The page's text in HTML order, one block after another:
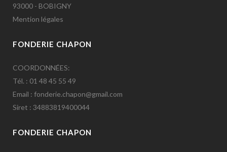
93000 - BOBIGNY
Mention légales
FONDERIE CHAPON
COORDONNÉES:
Tél. : 01 48 45 55 49
Email : fonderie.chapon@gmail.com
Siret : 34883819400044
FONDERIE CHAPON